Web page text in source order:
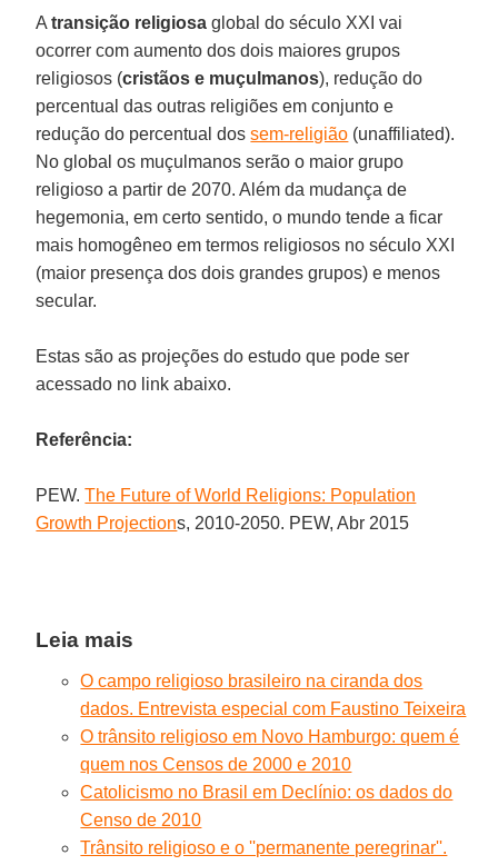
Atransição religiosa global do século XXI vai
ocorrer com aumento dos dois maiores grupos
religiosos (cristãos e muçulmanos), redução do
percentual das outras religiões em conjunto e
redução do percentual dossem-religião (unaffiliated).
No global os muçulmanos serão o maior grupo
religioso a partir de 2070. Além da mudança de
hegemonia, em certo sentido, o mundo tende a ficar
mais homogêneo em termos religiosos no século XXI
(maior presença dos dois grandes grupos) e menos
secular.
Estas são as projeções do estudo que pode ser
acessado no link abaixo.
Referência:
PEW.The Future of World Religions: Population
Growth Projections, 2010-2050. PEW, Abr 2015
Leia mais
O campo religioso brasileiro na ciranda dos
dados. Entrevista especial com Faustino Teixeira
O trânsito religioso em Novo Hamburgo: quem é
quem nos Censos de 2000 e 2010
Catolicismo no Brasil em Declínio: os dados do
Censo de 2010
Trânsito religioso e o ''permanente peregrinar''.